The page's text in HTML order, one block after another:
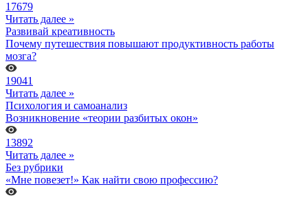
17679
Читать далее »
Развивай креативность
Почему путешествия повышают продуктивность работы
мозга?
19041
Читать далее »
Психология и самоанализ
Возникновение «теории разбитых окон»
13892
Читать далее »
Без рубрики
«Мне повезет!» Как найти свою профессию?